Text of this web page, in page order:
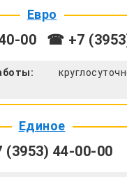
Евро
00 ☎ +7
Единое
44-00-00